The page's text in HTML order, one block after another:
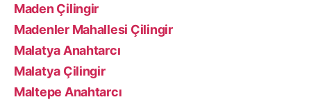
Maden Çilingir
Madenler Mahallesi Çilingir
Malatya Anahtarcı
Malatya Çilingir
Maltepe Anahtarcı